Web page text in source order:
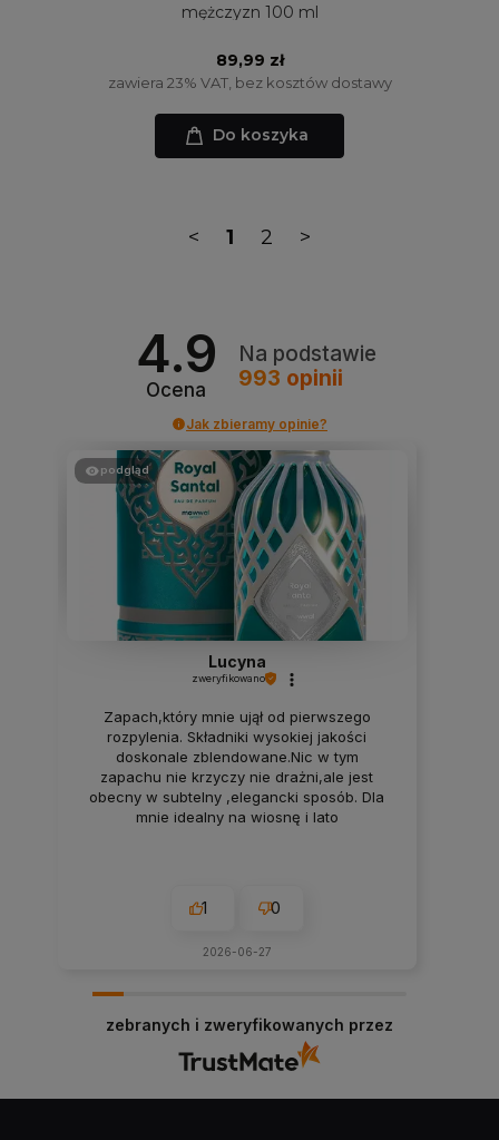
mężczyzn 100 ml
89,99 zł
zawiera 23% VAT, bez kosztów dostawy
Do koszyka
< 1 2 >
4.9
Ocena
Na podstawie
993 opinii
Jak zbieramy opinie?
podgląd
Lucyna
zweryfikowano
Zapach,który mnie ujął od pierwszego
rozpylenia. Składniki wysokiej jakości
doskonale zblendowane.Nic w tym
zapachu nie krzyczy nie drażni,ale jest
obecny w subtelny ,elegancki sposób. Dla
mnie idealny na wiosnę i lato
1 0
2026-06-27
zebranych i zweryfikowanych przez